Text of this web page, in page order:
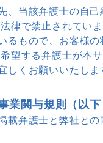
、当該弁護士の自
律で禁止されてい
るもので、お客様
望する弁護士が本
くお願いいたしま
関与規則（以下
載弁護士と弊社と